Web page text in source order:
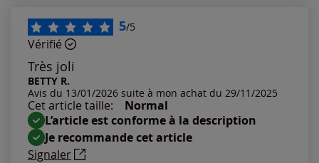
5/5
Vérifié
Très joli
BETTY R.
Avis du 13/01/2026 suite à mon achat du 29/11/2025
Cet article taille:
Normal
L’article est conforme à la description
Je recommande cet article
Signaler